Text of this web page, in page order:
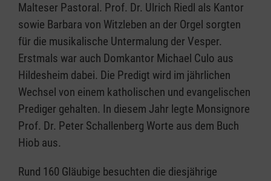
Malteser Pastoral. Prof. Dr. Ulrich Riedl als Kantor
sowie Barbara von Witzleben an der Orgel sorgten
für die musikalische Untermalung der Vesper.
Erstmals war auch Domkantor Michael Culo aus
Hildesheim dabei. Die Predigt wird im jährlichen
Wechsel von einem katholischen und evangelischen
Prediger gehalten. In diesem Jahr legte Monsignore
Prof. Dr. Peter Schallenberg Worte aus dem Buch
Hiob aus.
Rund 160 Gläubige besuchten die diesjährige